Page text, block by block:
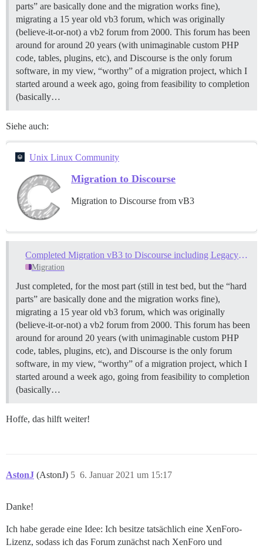
parts” are basically done and the migration works fine),
migrating a 15 year old vb3 forum, which was originally
(believe-it-or-not) a vb2 forum from 2000. This forum has been
around for around 20 years (with unimaginable custom PHP
code, tables, plugins, etc), and Discourse is the only forum
software, in my view, “worthy” of a migration project, which I
started around a week ago, going from feasibility to completion
(basically…
Siehe auch:
Unix Linux Community
Migration to Discourse
Migration to Discourse from vB3
Completed Migration vB3 to Discourse including Legacy vB3 Thank You to Likes
Migration
Just completed, for the most part (still in test bed, but the “hard
parts” are basically done and the migration works fine),
migrating a 15 year old vb3 forum, which was originally
(believe-it-or-not) a vb2 forum from 2000. This forum has been
around for around 20 years (with unimaginable custom PHP
code, tables, plugins, etc), and Discourse is the only forum
software, in my view, “worthy” of a migration project, which I
started around a week ago, going from feasibility to completion
(basically…
Hoffe, das hilft weiter!
AstonJ (AstonJ) 6. Januar 2021 um 15:17
5
Danke!
Ich habe gerade eine Idee: Ich besitze tatsächlich eine XenForo-
Lizenz, sodass ich das Forum zunächst nach XenForo und